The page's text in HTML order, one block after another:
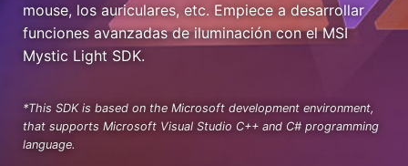
mouse, los auriculares, etc. Empiece a desarrollar
funciones avanzadas de iluminación con el MSI
Mystic Light SDK.
*This SDK is based on the Microsoft development environment,
that supports Microsoft Visual Studio C++ and C# programming
language.